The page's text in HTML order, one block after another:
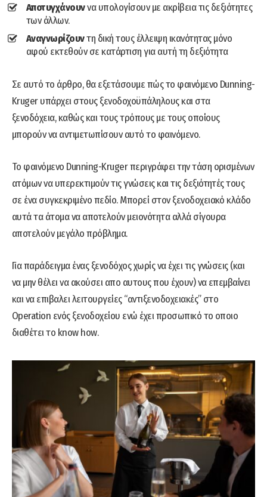
Αποτυγχάνουννα υπολογίσουν με ακρίβεια τις δεξιότητες
των άλλων.
Αναγνωρίζουντη δική τους έλλειψη ικανότητας μόνο
αφού εκτεθούν σε κατάρτιση για αυτή τη δεξιότητα
Σε αυτό το άρθρο, θα εξετάσουμε πώς το φαινόμενο Dunning-
Kruger υπάρχει στους ξενοδοχοϋπάληλους και στα
ξενοδόχεια, καθώς και τους τρόπους με τους οποίους
μπορούν να αντιμετωπίσουν αυτό το φαινόμενο.
Το φαινόμενο Dunning-Kruger περιγράφει την τάση ορισμένων
ατόμων να υπερεκτιμούν τις γνώσεις και τις δεξιότητές τους
σε ένα συγκεκριμένο πεδίο. Μπορεί στον ξενοδοχειακό κλάδο
αυτά τα άτομα να αποτελούν μειονότητα αλλά σίγουρα
αποτελούν μεγάλο πρόβλημα.
Για παράδειγμα ένας ξενοδόχος χωρίς να έχει τις γνώσεις (και
να μην θέλει να ακούσει απο αυτους που έχουν) να επεμβαίνει
και να επιβαλει λειτουργείες “αντιξενοδοχειακές” στο
Οperation ενός ξενοδοχείου ενώ έχει προσωπικό το οποιο
διαθέτει το know how.